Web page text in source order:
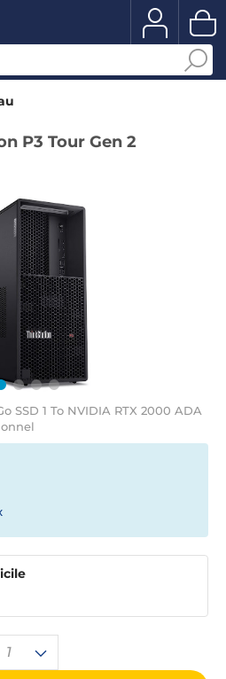
P3 Tour Gen 2
SSD 1 To NVIDIA RTX 2000 ADA
1